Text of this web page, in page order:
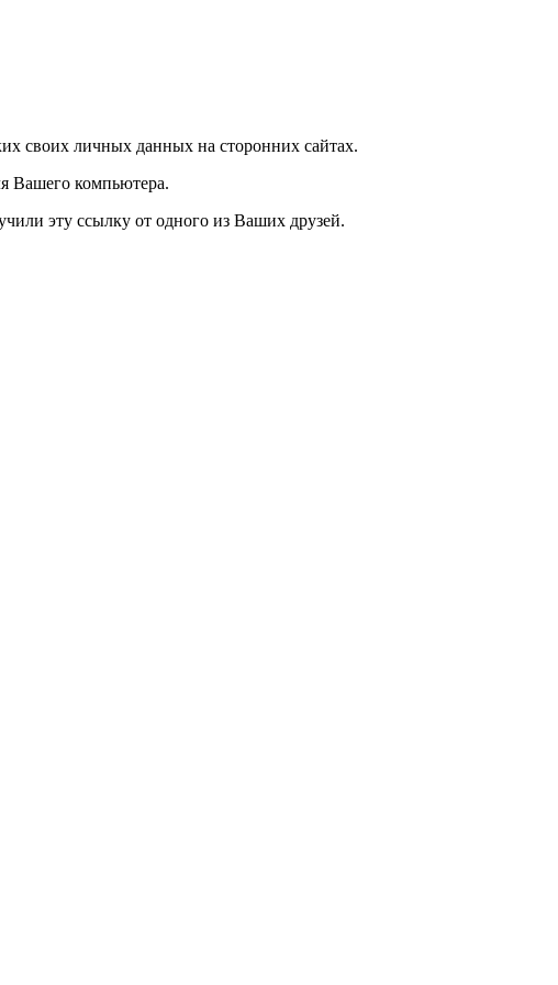
своих личных данных на сторонних сайтах.
Вашего компьютера.
эту ссылку от одного из Ваших друзей.